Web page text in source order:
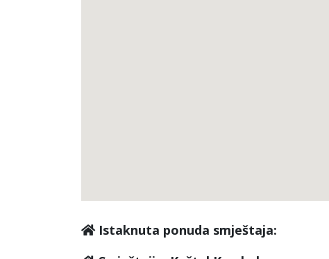
Istaknuta ponuda smještaja: